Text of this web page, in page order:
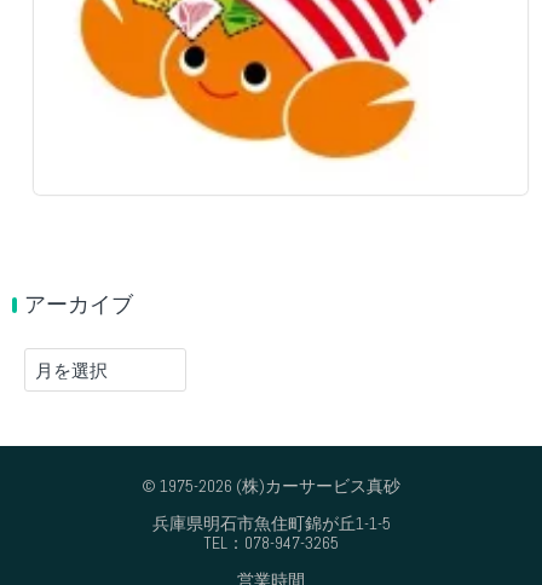
アーカイブ
ア
ー
イ
© 1975-2026 (株)カーサービス真砂
兵庫県明石市魚住町錦が丘1-1-5
TEL：078-947-3265
営業時間